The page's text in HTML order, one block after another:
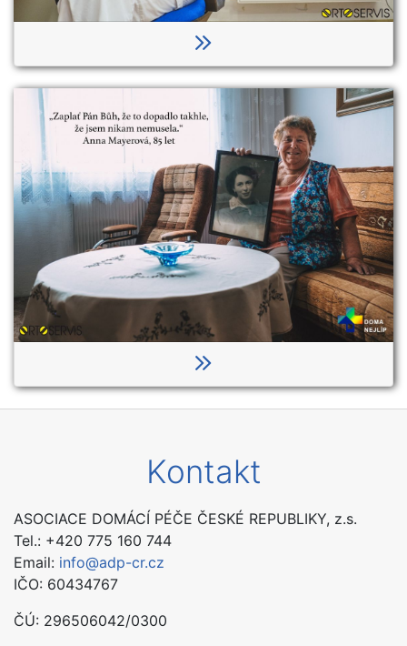
Kontakt
ASOCIACE DOMÁCÍ PÉČE ČESKÉ REPUBLIKY, z.s.
Tel.: +420 775 160 744
Email: info@adp-cr.cz
IČO: 60434767
ČÚ: 296506042/0300